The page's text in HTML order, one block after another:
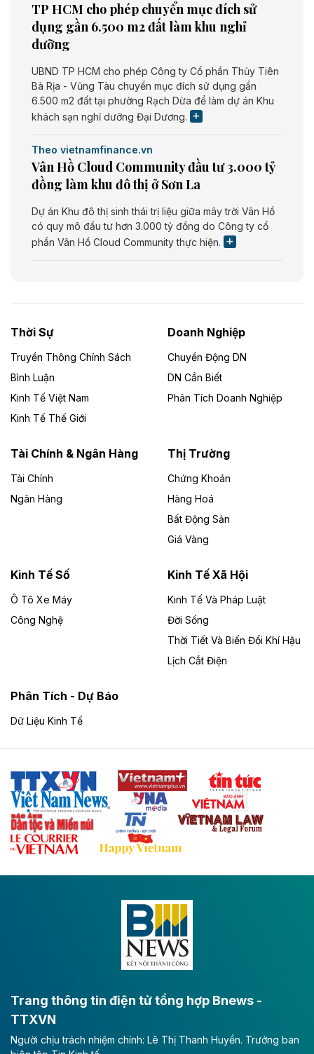
TP HCM cho phép chuyển mục đích sử
dụng gần 6.500 m2 đất làm khu nghỉ
dưỡng
UBND TP HCM cho phép Công ty Cổ phần Thủy Tiên
Bà Rịa - Vũng Tàu chuyển mục đích sử dụng gần
6.500 m2 đất tại phường Rạch Dừa để làm dự án Khu
khách sạn nghỉ dưỡng Đại Dương.
Theo vietnamfinance.vn
Vân Hồ Cloud Community đầu tư 3.000 tỷ
đồng làm khu đô thị ở Sơn La
Dự án Khu đô thị sinh thái trị liệu giữa mây trời Vân Hồ
có quy mô đầu tư hơn 3.000 tỷ đồng do Công ty cổ
phần Vân Hồ Cloud Community thực hiện.
Dự án Nhà máy xử lý rác và phát điện Bắc Giang do
Công ty TNHH Năng lượng môi trường Bắc Giang làm
Theo vietnamfinance.vn
Đức Long Gia Lai mở rộng ‘hệ sinh thái’
Lai
Bốn doanh nghiệp có sự góp vốn của Công ty Cổ
phần Tập đoàn Đức Long Gia Lai (HoSE: DLG) được
Gia Lai với tổng vốn hơn 4.750 tỷ đồng.
Đồng Nai cho thuê gần 59 ha đất làm khu
công nghiệp ở Long Thành
UBND TP Đồng Nai cho Công ty Amata thuê gần 59 ha
đất để đầu tư khu công nghiệp công nghệ cao Long
Đề xuất hỗ trợ 20.000 tỷ đồng làm cao tốc
Thái Nguyên - Lạng Sơn
Tuyến cao tốc Thái Nguyên - Lạng Sơn khi hình thành
Thái Nguyên và các tỉnh trung du, miền núi phía Bắc
với hệ thống cửa khẩu quốc tế tại Lạng Sơn.
Theo baodautu.vn
Đề xuất đầu tư 11.500 tỷ đồng xây dựng cao
tốc CT.11 qua Ninh Bình
Đông A dài khoảng 25,1 km được kỳ vọng sẽ tạo động
lực phát triển kinh tế - xã hội khu vực phía Nam đồng
Long Thành
Tổng công ty Cảng hàng không Việt Nam - CTCP
(ACV) vừa lập kỷ lục mới về lợi nhuận trong quý
Thời Sự
Truyền Thông Chính Sách
Bình Luận
Kinh Tế Việt Nam
Kinh Tế Thế Giới
Doanh Nghiệp
Chuyển Động DN
DN Cần Biết
Phân Tích Doanh Nghiệp
Tài Chính & Ngân Hàng
Tài Chính
Ngân Hàng
Thị Trường
Chứng Khoán
Hàng Hoá
Bất Động Sản
Giá Vàng
Kinh Tế Số
Ô Tô Xe Máy
Công Nghệ
Kinh Tế Xã Hội
Kinh Tế Và Pháp Luật
Đời Sống
Thời Tiết Và Biến Đổi Khí Hậu
Lịch Cắt Điện
Phân Tích - Dự Báo
Dữ Liệu Kinh Tế
Trang thông tin điện tử tổng hợp Bnews -
TTXVN
Người chịu trách nhiệm chính: Lê Thị Thanh Huyền. Trưởng ban